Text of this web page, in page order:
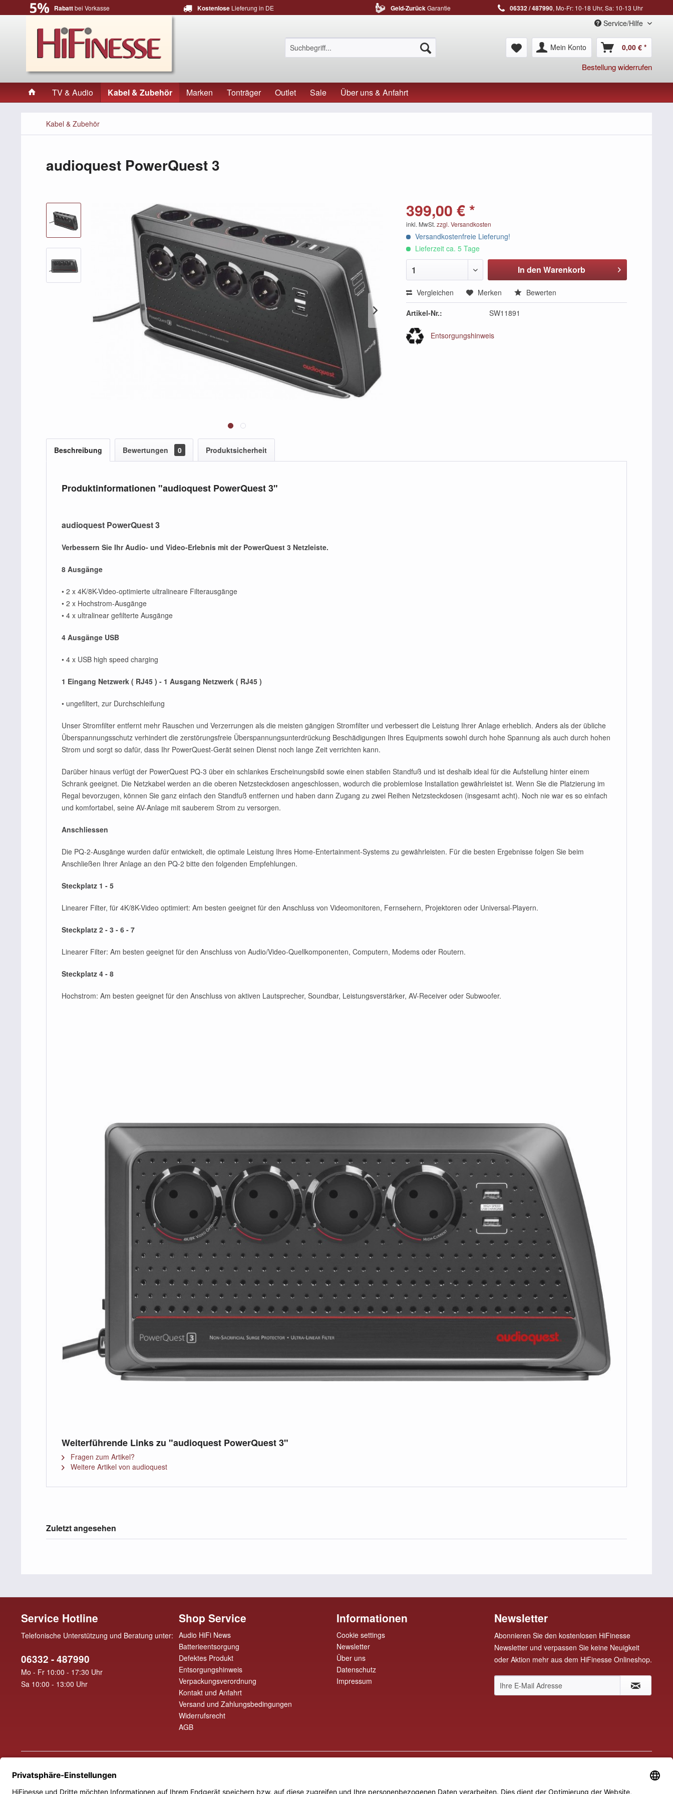
Rabattbei Vorkasse Kostenlose Lieferung in DE Geld-ZurückGarantie 06332 / 487990, Mo-Fr: 10-18 Uhr, Sa: 10-13 Uhr
Service/Hilfe
Mein Konto 0,00 € *
Bestellung widerrufen
TV & Audio Kabel & Zubehör Marken Tonträger Outlet Sale Über uns & Anfahrt
Kabel & Zubehör
audioquest PowerQuest 3
399,00 € *
inkl. MwSt.zzgl. Versandkosten
Versandkostenfreie Lieferung!
Lieferzeit ca. 5 Tage
1 In den Warenkorb
Vergleichen Merken Bewerten
Artikel-Nr.: SW11891
Entsorgungshinweis
Beschreibung Bewertungen 0 Produktsicherheit
Produktinformationen "audioquest PowerQuest 3"
audioquest PowerQuest 3
Verbessern Sie Ihr Audio- und Video-Erlebnis mit der PowerQuest 3 Netzleiste.
8 Ausgänge
• 2 x 4K/8K-Video-optimierte ultralineare Filterausgänge
• 2 x Hochstrom-Ausgänge
• 4 x ultralinear gefilterte Ausgänge
4 Ausgänge USB
• 4 x USB high speed charging
1 Eingang Netzwerk ( RJ45 ) - 1 Ausgang Netzwerk ( RJ45 )
• ungefiltert, zur Durchschleifung
Unser Stromfilter entfernt mehr Rauschen und Verzerrungen als die meisten gängigen Stromfilter und verbessert die Leistung Ihrer Anlage erheblich. Anders als der übliche
Überspannungsschutz verhindert die zerstörungsfreie Überspannungsunterdrückung Beschädigungen Ihres Equipments sowohl durch hohe Spannung als auch durch hohen
Strom und sorgt so dafür, dass Ihr PowerQuest-Gerät seinen Dienst noch lange Zeit verrichten kann.
Darüber hinaus verfügt der PowerQuest PQ-3 über ein schlankes Erscheinungsbild sowie einen stabilen Standfuß und ist deshalb ideal für die Aufstellung hinter einem
Schrank geeignet. Die Netzkabel werden an die oberen Netzsteckdosen angeschlossen, wodurch die problemlose Installation gewährleistet ist. Wenn Sie die Platzierung im
Regal bevorzugen, können Sie ganz einfach den Standfuß entfernen und haben dann Zugang zu zwei Reihen Netzsteckdosen (insgesamt acht). Noch nie war es so einfach
und komfortabel, seine AV-Anlage mit sauberem Strom zu versorgen.
Anschliessen
Die PQ-2-Ausgänge wurden dafür entwickelt, die optimale Leistung Ihres Home-Entertainment-Systems zu gewährleisten. Für die besten Ergebnisse folgen Sie beim
Anschließen Ihrer Anlage an den PQ-2 bitte den folgenden Empfehlungen.
Steckplatz 1 - 5
Linearer Filter, für 4K/8K-Video optimiert: Am besten geeignet für den Anschluss von Videomonitoren, Fernsehern, Projektoren oder Universal-Playern.
Steckplatz 2 - 3 - 6 - 7
Linearer Filter: Am besten geeignet für den Anschluss von Audio/Video-Quellkomponenten, Computern, Modems oder Routern.
Steckplatz 4 - 8
Hochstrom: Am besten geeignet für den Anschluss von aktiven Lautsprecher, Soundbar, Leistungsverstärker, AV-Receiver oder Subwoofer.
Weiterführende Links zu "audioquest PowerQuest 3"
Fragen zum Artikel?
Weitere Artikel von audioquest
Zuletzt angesehen
Service Hotline
Telefonische Unterstützung und Beratung unter:
06332 - 487990
Mo - Fr 10:00 - 17:30 Uhr
Sa 10:00 - 13:00 Uhr
Shop Service
Audio HiFi News
Batterieentsorgung
Defektes Produkt
Entsorgungshinweis
Verpackungsverordnung
Kontakt und Anfahrt
Versand und Zahlungsbedingungen
Widerrufsrecht
AGB
Informationen
Cookie settings
Newsletter
Über uns
Datenschutz
Impressum
Newsletter
Abonnieren Sie den kostenlosen HiFinesse
Newsletter und verpassen Sie keine Neuigkeit
oder Aktion mehr aus dem HiFinesse Onlineshop.